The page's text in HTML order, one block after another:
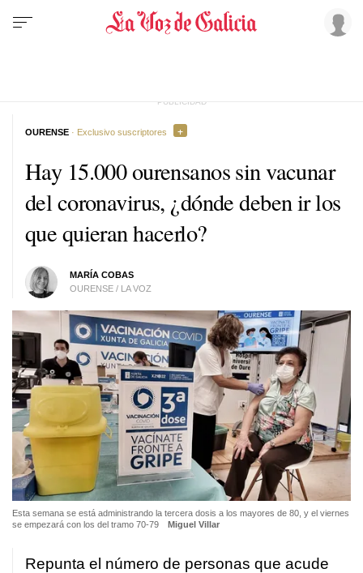
Hay 15.000 ourensanos sin vacunar
del coronavirus, ¿dónde deben ir los
que quieran hacerlo?
MARÍA COBAS
OURENSE / LA VOZ
OURENSE · Exclusivo suscriptores
Esta semana se está administrando la tercera dosis a los mayores de 80, y el viernes
se empezará con los del tramo 70-79
Miguel Villar
Repunta el número de personas que acude